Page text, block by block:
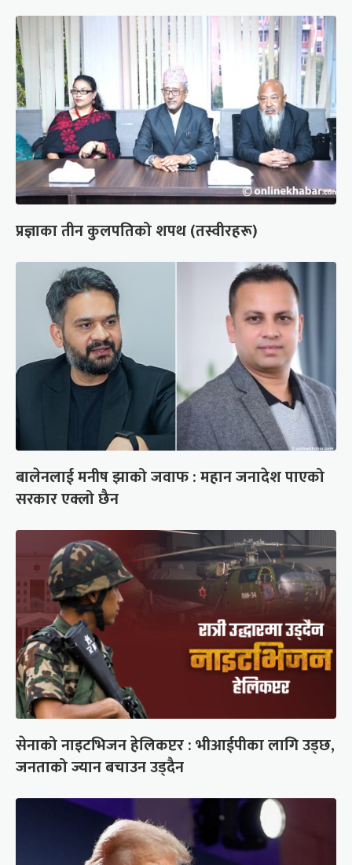
प्रज्ञाका तीन कुलपतिको शपथ (तस्वीरहरू)
बालेनलाई मनीष झाको जवाफ : महान जनादेश पाएको
सरकार एक्लो छैन
सेनाको नाइटभिजन हेलिकप्टर : भीआईपीका लागि उड्छ,
जनताको ज्यान बचाउन उड्दैन